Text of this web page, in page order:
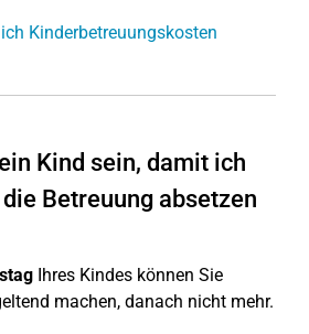
Kinderbetreuungskosten
Kind sein, damit ich
Betreuung absetzen
Ihres Kindes können Sie
machen, danach nicht mehr.